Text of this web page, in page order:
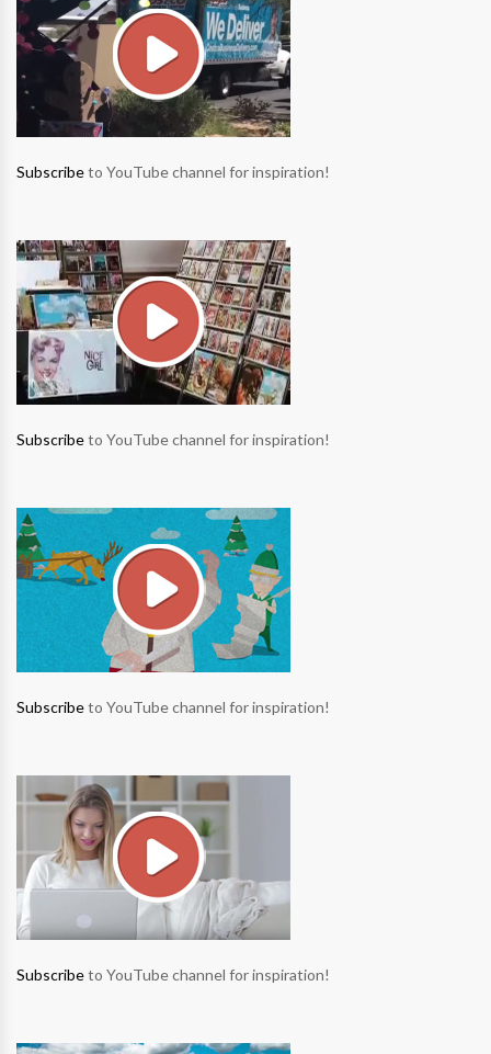
Subscribeto YouTube channel for inspiration!
Subscribeto YouTube channel for inspiration!
Subscribeto YouTube channel for inspiration!
Subscribeto YouTube channel for inspiration!